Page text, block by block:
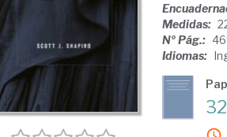
Medidas:
Nº Pág.:
Idiomas: